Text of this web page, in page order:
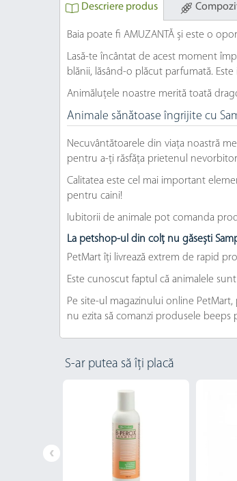
Descriere produs
Baia poate fi AMUZANTĂ și este o
Lasă-te încântat de acest moment
blănii, lăsând-o plăcut parfumată.
Animăluțele noastre merită toată
Animale sănătoase îngrijite cu
Necuvântătoarele din viața noastră
pentru a-ți răsfăța prietenul
Calitatea este cel mai important
pentru caini!
Iubitorii de animale pot comanda
La petshop-ul din colț nu găsești
PetMart îți livrează extrem de rapid
Este cunoscut faptul că animalele
Pe site-ul magazinului online
nu ezita să comanzi produsele beeps
S-ar putea să îți placă